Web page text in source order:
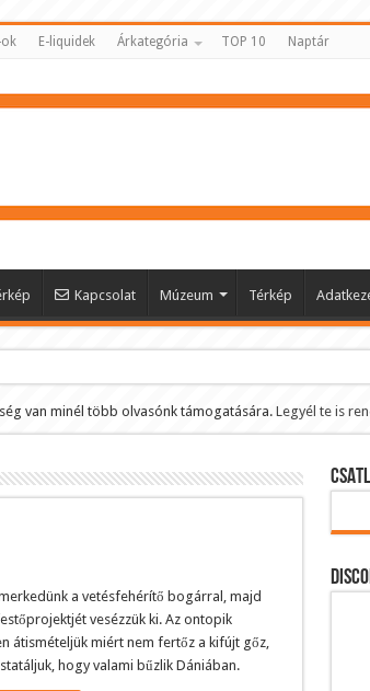
ok E-liquidek Árkategória TOP 10 Naptár
Kapcsolat Múzeum Térkép
van minél több olvasónk támogatására.Legyél te is
a vetésfehérítő bogárral, majd
vesézzük ki. Az ontopik
átismételjük miért nem fertőz a kifújt gőz,
hogy valami bűzlik Dániában.